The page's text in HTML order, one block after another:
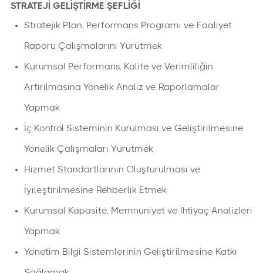
STRATEJİ GELİŞTİRME ŞEFLİĞİ
Stratejik Plan, Performans Programı ve Faaliyet
Raporu Çalışmalarını Yürütmek
Kurumsal Performans, Kalite ve Verimliliğin
Artırılmasına Yönelik Analiz ve Raporlamalar
Yapmak
İç Kontrol Sisteminin Kurulması ve Geliştirilmesine
Yönelik Çalışmaları Yürütmek
Hizmet Standartlarının Oluşturulması ve
İyileştirilmesine Rehberlik Etmek
Kurumsal Kapasite, Memnuniyet ve İhtiyaç Analizleri
Yapmak
Yönetim Bilgi Sistemlerinin Geliştirilmesine Katkı